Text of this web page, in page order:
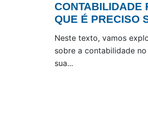
CONTABILIDADE
QUE É PRECISO
Neste texto, vamos
sobre a contabilidade
sua...